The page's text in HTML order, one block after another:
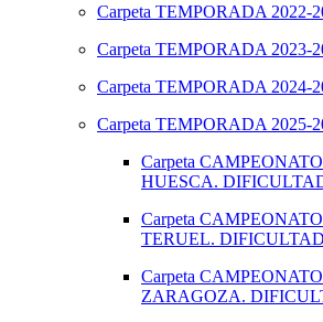
Carpeta TEMPORADA 2022-
Carpeta TEMPORADA 2023-
Carpeta TEMPORADA 2024-
Carpeta TEMPORADA 2025-
Carpeta
HUESCA.
Carpeta
TERUEL.
Carpeta
ZARAGOZA.